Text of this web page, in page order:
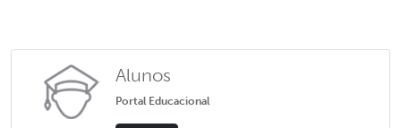
Alunos
Portal Educacional